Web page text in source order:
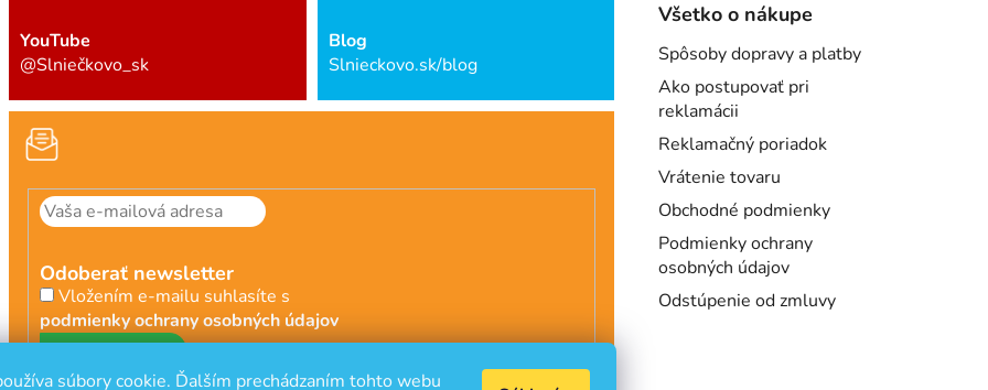
súbory cookie. Ďalším prechádzaním tohto webu
YouTube
@Slniečkovo_sk
Blog
Slnieckovo.sk/blog
Odoberať newsletter
Vložením e-mailu suhlasíte s
podmienky ochrany osobných údajov
Všetko o nákupe
Spôsoby dopravy a platby
Ako postupovať pri
reklamácii
Reklamačný poriadok
Vrátenie tovaru
Obchodné podmienky
Podmienky ochrany
osobných údajov
Odstúpenie od zmluvy